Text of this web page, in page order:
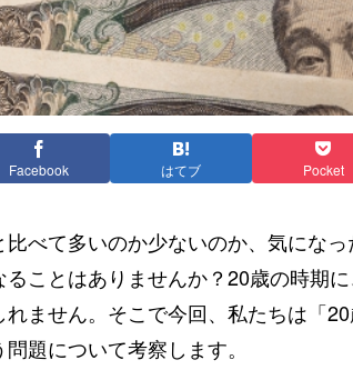
Facebook はてブ Pocket
べて多いのか少ないのか、気にな
ことはありませんか？20歳の時期
ません。そこで今回、私たちは「
題について考察します。